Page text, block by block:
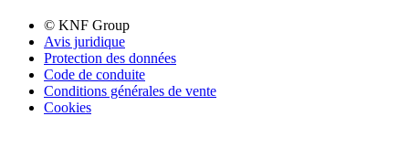
© KNF Group
Avis juridique
Protection des données
Code de conduite
Conditions générales de vente
Cookies